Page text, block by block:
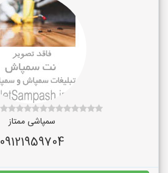
سمپاشی ممتاز
09121959704